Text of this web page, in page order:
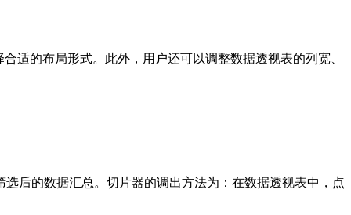
适的布局形式。此外，用户还可以调整数据透视表的列宽、
后的数据汇总。切片器的调出方法为：在数据透视表中，点